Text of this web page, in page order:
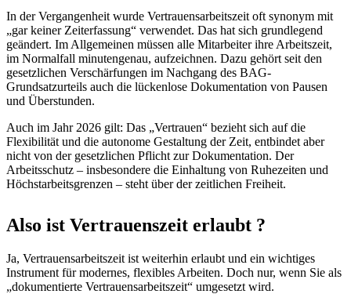
In der Vergangenheit wurde Vertrauensarbeitszeit oft synonym mit
„gar keiner Zeiterfassung“ verwendet. Das hat sich grundlegend
geändert. Im Allgemeinen müssen alle Mitarbeiter ihre Arbeitszeit,
im Normalfall minutengenau, aufzeichnen. Dazu gehört seit den
gesetzlichen Verschärfungen im Nachgang des BAG-
Grundsatzurteils auch die lückenlose Dokumentation von Pausen
und Überstunden.
Auch im Jahr 2026 gilt: Das „Vertrauen“ bezieht sich auf die
Flexibilität und die autonome Gestaltung der Zeit, entbindet aber
nicht von der gesetzlichen Pflicht zur Dokumentation. Der
Arbeitsschutz – insbesondere die Einhaltung von Ruhezeiten und
Höchstarbeitsgrenzen – steht über der zeitlichen Freiheit.
Also ist Vertrauenszeit erlaubt ?
Ja, Vertrauensarbeitszeit ist weiterhin erlaubt und ein wichtiges
Instrument für modernes, flexibles Arbeiten. Doch nur, wenn Sie als
„dokumentierte Vertrauensarbeitszeit“ umgesetzt wird.